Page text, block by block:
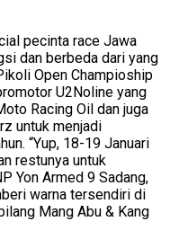
pecinta race Jawa
dan berbeda dari yang
Open Champioship
U2Noline yang
Racing Oil dan juga
untuk menjadi
“Yup, 18-19 Januari
restunya untuk
Yon Armed 9 Sadang,
warna tersendiri di
Mang Abu & Kang